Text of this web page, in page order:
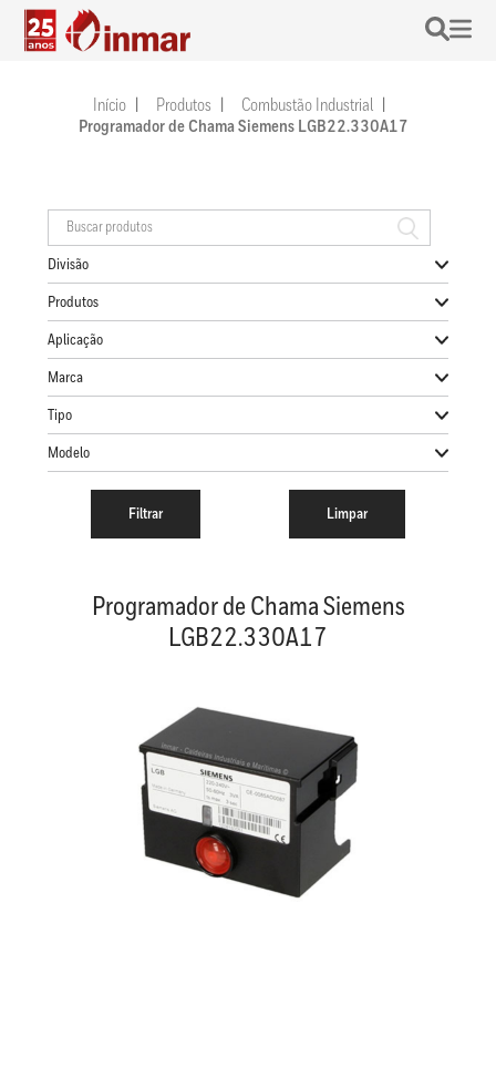
Início Produtos
Combustão Industrial
Programador de Chama Siemens LGB22.330A17
Divisão
Produtos
Aplicação
Marca
Tipo
Modelo
Programador de Chama Siemens
LGB22.330A17